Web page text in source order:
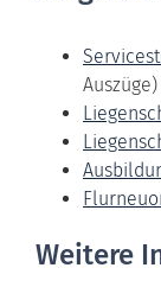
Auszüge)
Weitere